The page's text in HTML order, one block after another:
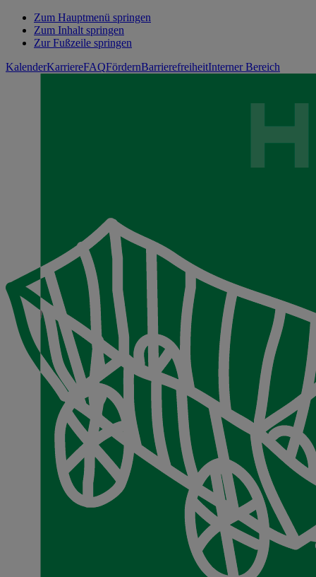
Zum Hauptmenü springen
Zum Inhalt springen
Zur Fußzeile springen
KalenderKarriereFAQFördernBarrierefreiheitInterner Bereich